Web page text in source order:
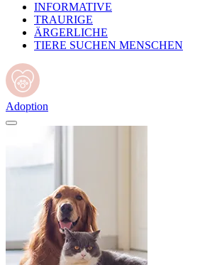
INFORMATIVE
TRAURIGE
ÄRGERLICHE
TIERE SUCHEN MENSCHEN
Adoption